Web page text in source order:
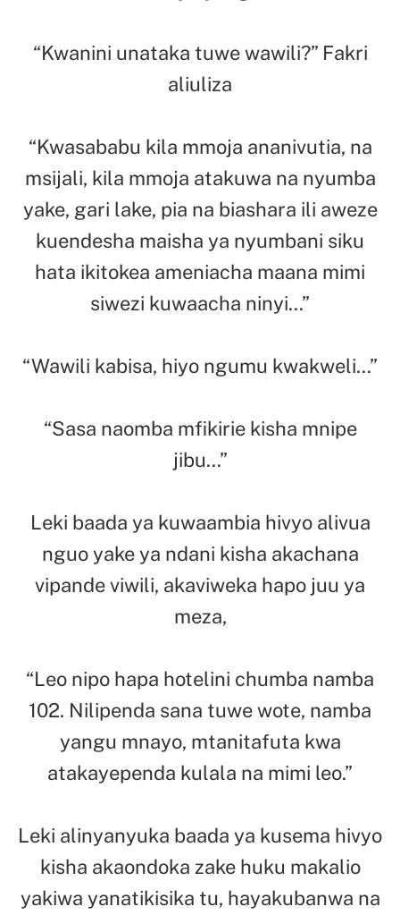
“Kwanini unataka tuwe wawili?” Fakri
aliuliza
“Kwasababu kila mmoja ananivutia, na
msijali, kila mmoja atakuwa na nyumba
yake, gari lake, pia na biashara ili aweze
kuendesha maisha ya nyumbani siku
hata ikitokea ameniacha maana mimi
siwezi kuwaacha ninyi…”
“Wawili kabisa, hiyo ngumu kwakweli…”
“Sasa naomba mfikirie kisha mnipe
jibu…”
Leki baada ya kuwaambia hivyo alivua
nguo yake ya ndani kisha akachana
vipande viwili, akaviweka hapo juu ya
meza,
“Leo nipo hapa hotelini chumba namba
102. Nilipenda sana tuwe wote, namba
yangu mnayo, mtanitafuta kwa
atakayependa kulala na mimi leo.”
Leki alinyanyuka baada ya kusema hivyo
kisha akaondoka zake huku makalio
yakiwa yanatikisika tu, hayakubanwa na